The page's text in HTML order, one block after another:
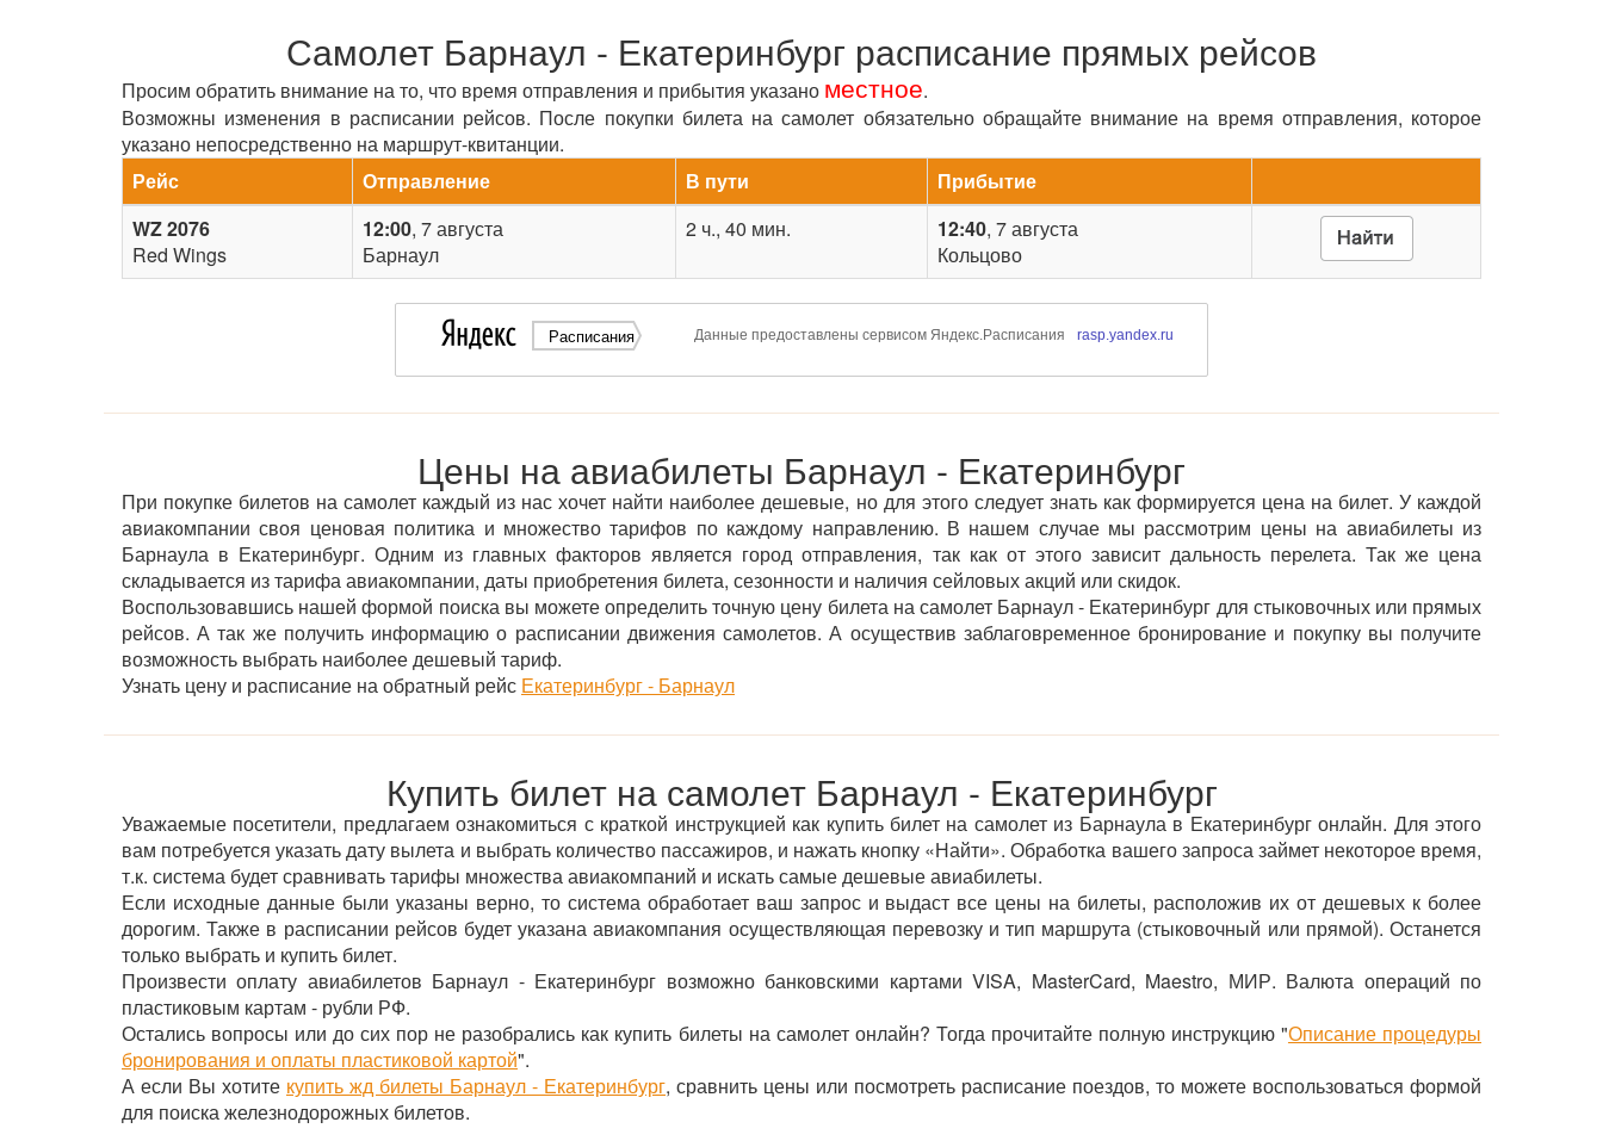
Самолет Барнаул - Екатеринбург расписание прямых рейсов
Просим обратить внимание на то, что время отправления и прибытия указано местное.
Возможны изменения в расписании рейсов. После покупки билета на самолет обязательно обращайте внимание на время отправления, которое
указано непосредственно на маршрут-квитанции.
Рейс
Отправление В пути
Прибытие
WZ 2076
Red Wings
12:00, 7 августа
Барнаул
2 ч., 40 мин. 12:40, 7 августа
Кольцово
Расписания Данные предоставлены сервисом Яндекс.Расписания rasp.yandex.ru
Цены на авиабилеты Барнаул - Екатеринбург
При покупке билетов на самолет каждый из нас хочет найти наиболее дешевые, но для этого следует знать как формируется цена на билет. У каждой
авиакомпании своя ценовая политика и множество тарифов по каждому направлению. В нашем случае мы рассмотрим цены на авиабилеты из
Барнаула в Екатеринбург. Одним из главных факторов является город отправления, так как от этого зависит дальность перелета. Так же цена
складывается из тарифа авиакомпании, даты приобретения билета, сезонности и наличия сейловых акций или скидок.
Воспользовавшись нашей формой поиска вы можете определить точную цену билета на самолет Барнаул - Екатеринбург для стыковочных или прямых
рейсов. А так же получить информацию о расписании движения самолетов. А осуществив заблаговременное бронирование и покупку вы получите
возможность выбрать наиболее дешевый тариф.
Узнать цену и расписание на обратный рейс Екатеринбург - Барнаул
Купить билет на самолет Барнаул - Екатеринбург
Уважаемые посетители, предлагаем ознакомиться с краткой инструкцией как купить билет на самолет из Барнаула в Екатеринбург онлайн. Для этого
вам потребуется указать дату вылета и выбрать количество пассажиров, и нажать кнопку «Найти». Обработка вашего запроса займет некоторое время,
т.к. система будет сравнивать тарифы множества авиакомпаний и искать самые дешевые авиабилеты.
Если исходные данные были указаны верно, то система обработает ваш запрос и выдаст все цены на билеты, расположив их от дешевых к более
дорогим. Также в расписании рейсов будет указана авиакомпания осуществляющая перевозку и тип маршрута (стыковочный или прямой). Останется
только выбрать и купить билет.
Произвести оплату авиабилетов Барнаул - Екатеринбург возможно банковскими картами VISA, MasterCard, Maestro, МИР. Валюта операций по
пластиковым картам - рубли РФ.
Остались вопросы или до сих пор не разобрались как купить билеты на самолет онлайн? Тогда прочитайте полную инструкцию "Описание процедуры
бронирования и оплаты пластиковой картой".
А если Вы хотите купить жд билеты Барнаул - Екатеринбург, сравнить цены или посмотреть расписание поездов, то можете воспользоваться формой
для поиска железнодорожных билетов.